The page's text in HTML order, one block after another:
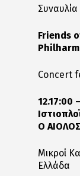
Friends
Concert
12.17:00
Ο ΑΙΟΛΟΣ
Μικροί
Ελλάδα